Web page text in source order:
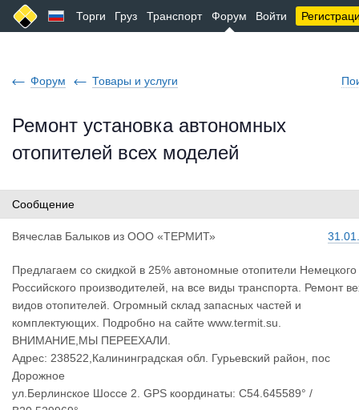
Торги Груз Транспорт Форум Войти
Форум Товары и услуги
Ремонт установка автономных
отопителей всех моделей
Сообщение
Вячеслав Балыков из ООО «ТЕРМИТ»
Предлагаем со скидкой в 25% автономные отопители Немецкого
Российского производителей, на все виды транспорта. Ремонт
видов отопителей. Огромный склад запасных частей и
комплектующих. Подробно на сайте www.termit.su.
ВНИМАНИЕ,МЫ ПЕРЕЕХАЛИ.
Адрес: 238522,Калининградская обл. Гурьевский район, пос
Дорожное
ул.Берлинское Шоссе 2. GPS координаты: С54.645589° /